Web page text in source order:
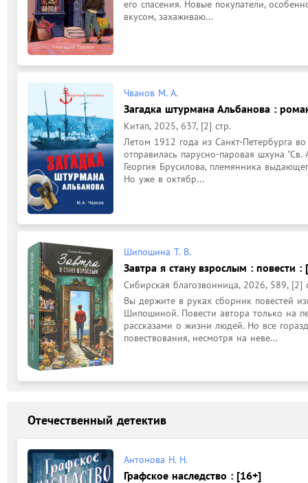
его спасения. Новые покупатели,
вкусом, захаживаю...
Чванов М. А.
Загадка штурмана Альбанова :
Китап, 2025, 637, [2] стр.
Летом 1912 года из Санкт-Петербурга
отправилась парусно-паровая шхуна
Георгия Брусилова, племянника
Но уже в октябр...
Шипошина Т. В.
Завтра я стану взрослым : повести :
Сибирская благозвонница, 2026, 589, [2]
Вы держите в руках сборник повестей
Шипошиной. Повести автора только на
рассказами о жизни людей. Но все
повествования, несмотря на неве...
Отечественный детектив
Антонова Н. Н.
Графское наследство : [16+]